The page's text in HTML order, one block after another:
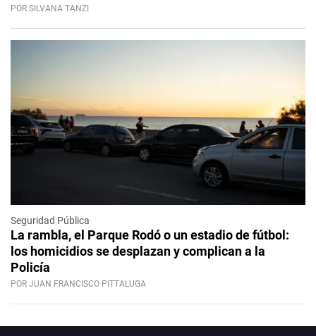
POR SILVANA TANZI
Seguridad Pública
La rambla, el Parque Rodó o un estadio de fútbol:
los homicidios se desplazan y complican a la
Policía
POR JUAN FRANCISCO PITTALUGA